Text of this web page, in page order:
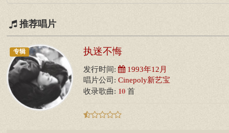
推荐唱片
专辑 执迷不悔
发行时间: 1993年12月
唱片公司: Cinepoly新艺宝
收录歌曲: 10 首